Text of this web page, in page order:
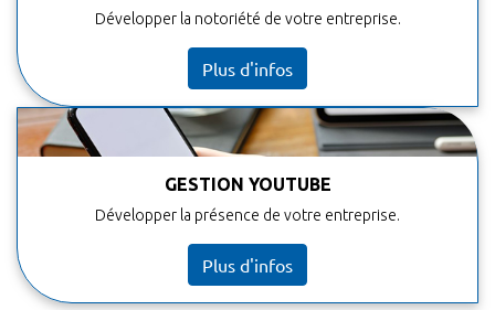
Développer la notoriété de votre entreprise.
Plus d'infos
GESTION YOUTUBE
Développer la présence de votre entreprise.
Plus d'infos